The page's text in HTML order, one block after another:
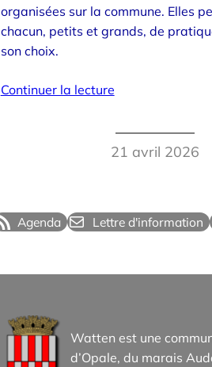
organisées sur la commune. Elles
chacun, petits et grands, de
son choix.
Continuer la lecture
21 avril 2026
Agenda Lettre d'information
Watten est une
d’Opale, du marais